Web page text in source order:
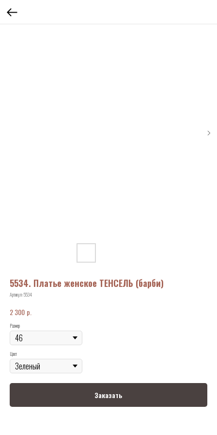
5534. Платье женское ТЕНСЕЛЬ (барби)
Артикул:5534
2 300 р.
Размер
Цвет
Заказать